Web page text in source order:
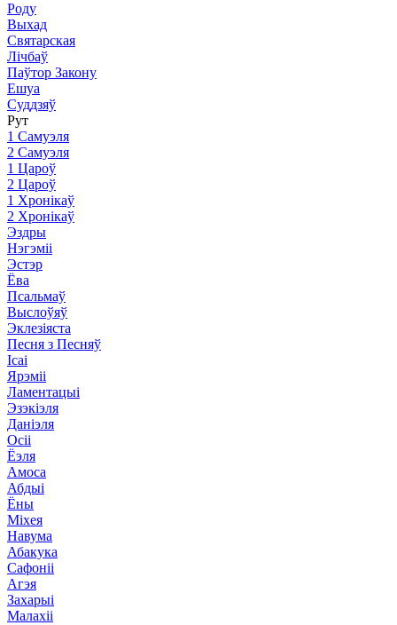
Роду
Выхад
Святарская
Лічбаў
Паўтор Закону
Ешуа
Суддзяў
Рут
1 Самуэля
2 Самуэля
1 Цароў
2 Цароў
1 Хронікаў
2 Хронікаў
Эздры
Нэгэміі
Эстэр
Ёва
Псальмаў
Выслоўяў
Эклезіяста
Песня з Песняў
Ісаі
Ярэміі
Ламентацыі
Эзэкіэля
Даніэля
Осіі
Ёэля
Амоса
Абдыі
Ёны
Міхея
Навума
Абакука
Сафоніі
Агэя
Захарыі
Малахіі